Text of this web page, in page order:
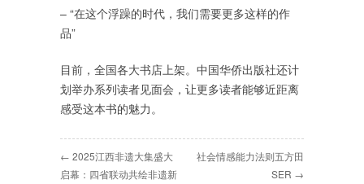
– “在这个浮躁的时代，我们需要更多这样的作
品”
目前，全国各大书店上架。中国华侨出版社还计
划举办系列读者见面会，让更多读者能够近距离
感受这本书的魅力。
← 2025江西非遗大集盛大
启幕：四省联动共绘非遗新
社会情感能力法则五方田
SER →